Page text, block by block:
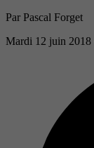
Par Pascal Forget
Mardi 12 juin 2018